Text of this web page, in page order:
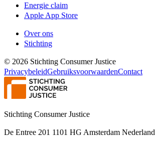
Energie claim
Apple App Store
Over ons
Stichting
© 2026 Stichting Consumer Justice
PrivacybeleidGebruiksvoorwaardenContact
Stichting Consumer Justice
De Entree 201 1101 HG Amsterdam Nederland